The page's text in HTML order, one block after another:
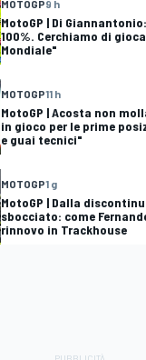
MOTOGP9 h
MotoGP | Di
100%. Cerchiamo di
Mondiale"
MOTOGP11 h
MotoGP | Acosta non
in gioco per le prime
e guai tecnici"
MOTOGP1 g
MotoGP | Dalla
sbocciato: come
rinnovo in Trackhouse